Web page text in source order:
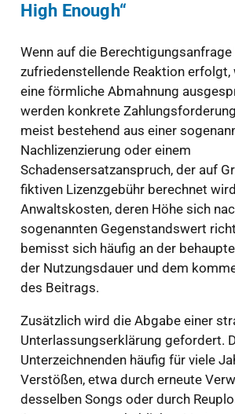
High Enough“
Wenn auf die
zufriedenstellende Reaktion
eine förmliche Abmahnung
werden konkrete
meist bestehend aus einer
Nachlizenzierung oder einem
Schadensersatzanspruch, der auf
fiktiven Lizenzgebühr berechnet
Anwaltskosten, deren Höhe sich
sogenannten Gegenstandswert
bemisst sich häufig an der
der Nutzungsdauer und dem
des Beitrags.
Zusätzlich wird die Abgabe einer
Unterlassungserklärung gefordert.
Unterzeichnenden häufig für viele
Verstößen, etwa durch erneute
desselben Songs oder durch